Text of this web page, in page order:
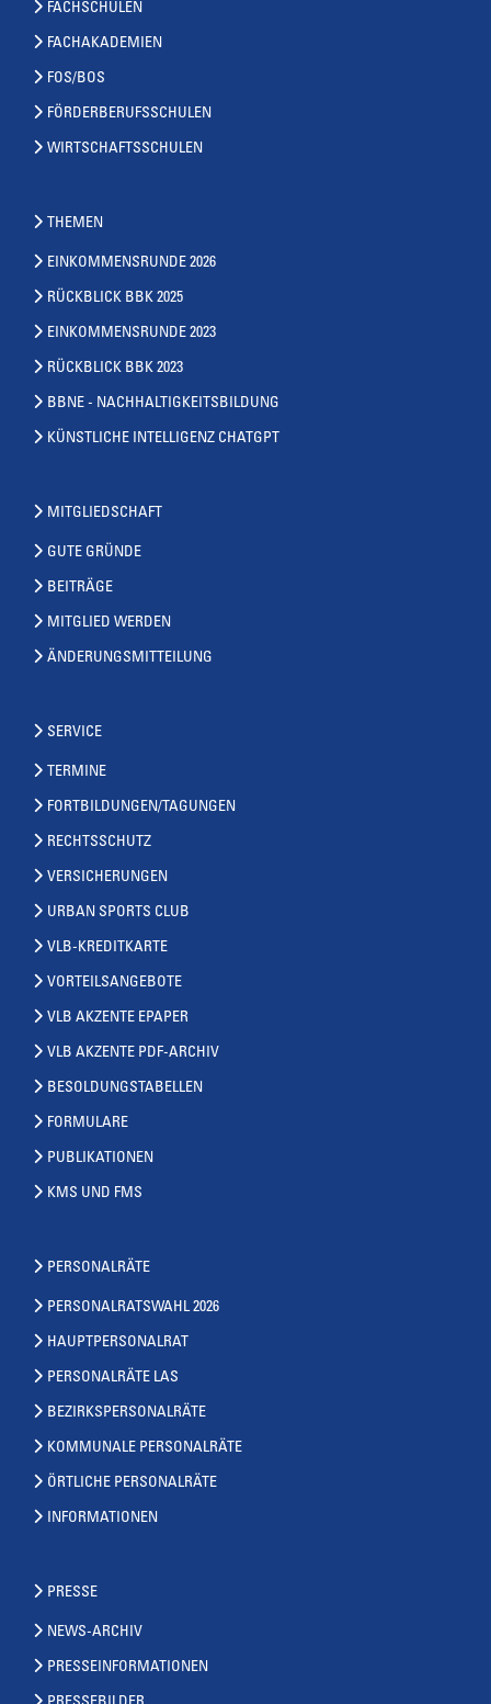
FACHSCHULEN
FACHAKADEMIEN
FOS/BOS
FÖRDERBERUFSSCHULEN
WIRTSCHAFTSSCHULEN
THEMEN
EINKOMMENSRUNDE 2026
RÜCKBLICK BBK 2025
EINKOMMENSRUNDE 2023
RÜCKBLICK BBK 2023
BBNE - NACHHALTIGKEITSBILDUNG
KÜNSTLICHE INTELLIGENZ CHATGPT
MITGLIEDSCHAFT
GUTE GRÜNDE
BEITRÄGE
MITGLIED WERDEN
ÄNDERUNGSMITTEILUNG
SERVICE
TERMINE
FORTBILDUNGEN/TAGUNGEN
RECHTSSCHUTZ
VERSICHERUNGEN
URBAN SPORTS CLUB
VLB-KREDITKARTE
VORTEILSANGEBOTE
VLB AKZENTE EPAPER
VLB AKZENTE PDF-ARCHIV
BESOLDUNGSTABELLEN
FORMULARE
PUBLIKATIONEN
KMS UND FMS
PERSONALRÄTE
PERSONALRATSWAHL 2026
HAUPTPERSONALRAT
PERSONALRÄTE LAS
BEZIRKSPERSONALRÄTE
KOMMUNALE PERSONALRÄTE
ÖRTLICHE PERSONALRÄTE
INFORMATIONEN
PRESSE
NEWS-ARCHIV
PRESSEINFORMATIONEN